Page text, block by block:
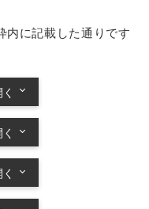
内に記載した通りです
トールする
1743759
1743759
トールする
(Android 6.0+)
トールする